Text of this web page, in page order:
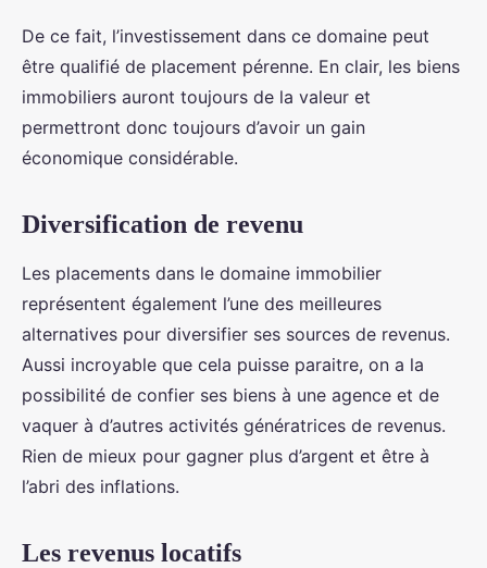
De ce fait, l’investissement dans ce domaine peut
être qualifié de placement pérenne. En clair, les biens
immobiliers auront toujours de la valeur et
permettront donc toujours d’avoir un gain
économique considérable.
Diversification de revenu
Les placements dans le domaine immobilier
représentent également l’une des meilleures
alternatives pour diversifier ses sources de revenus.
Aussi incroyable que cela puisse paraitre, on a la
possibilité de confier ses biens à une agence et de
vaquer à d’autres activités génératrices de revenus.
Rien de mieux pour gagner plus d’argent et être à
l’abri des inflations.
Les revenus locatifs